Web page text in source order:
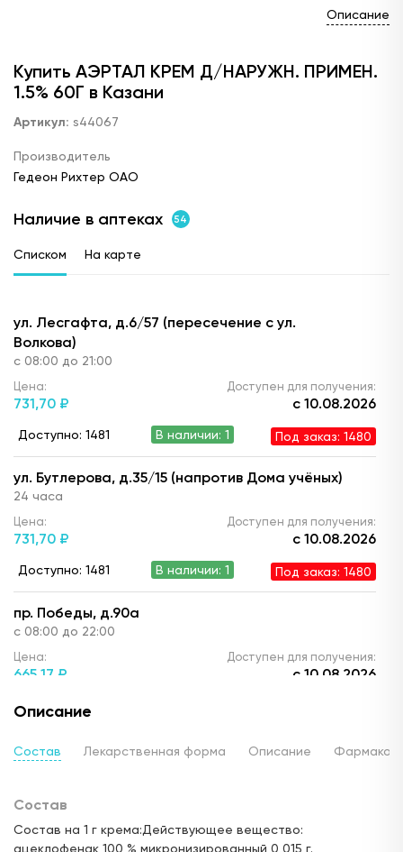
Описание
Купить АЭРТАЛ КРЕМ Д/НАРУЖН. ПРИМЕН.
1.5% 60Г в Казани
Артикул: s44067
Производитель
Гедеон Рихтер ОАО
Наличие в аптеках 54
Списком На карте
ул. Лесгафта, д.6/57 (пересечение с ул.
Волкова)
с 08:00 до 21:00
Цена:
731,70 ₽
Доступен для получения:
с 10.08.2026
Доступно: 1481 В наличии: 1 Под заказ: 1480
ул. Бутлерова, д.35/15 (напротив Дома учёных)
24 часа
Цена:
731,70 ₽
Доступен для получения:
с 10.08.2026
Доступно: 1481 В наличии: 1 Под заказ: 1480
пр. Победы, д.90а
с 08:00 до 22:00
Цена:
665, 17 ₽
Доступен для получения:
с 10.08.2026
Доступно: 1481
ул. Ю. Фучика, д.90 (ТЦ "Франт")
721,80 ₽
Доступно: 1481 В наличии: 1 Под заказ: 1480
Описание
Состав Лекарственная форма Описание
Состав
Состав на 1 г крема:Действующее вещество:
ацеклофенак 100 % микронизированный 0,015 г.